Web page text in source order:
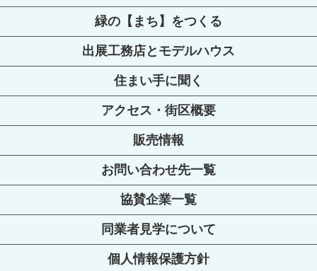
緑の【まち】をつくる
出展工務店とモデルハウス
住まい手に聞く
アクセス・街区概要
販売情報
お問い合わせ先一覧
協賛企業一覧
同業者見学について
個人情報保護方針